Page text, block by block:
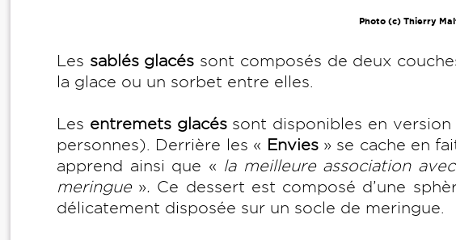
Photo (c) Thierry
Les sablés glacés sont composés de deux
la glace ou un sorbet entre elles.
Les entremets glacéssont disponibles en
personnes). Derrière les « Envies» se cache en
apprend ainsi que « la meilleure association
meringue». Ce dessert est composé d’une
délicatement disposée sur un socle de meringue.